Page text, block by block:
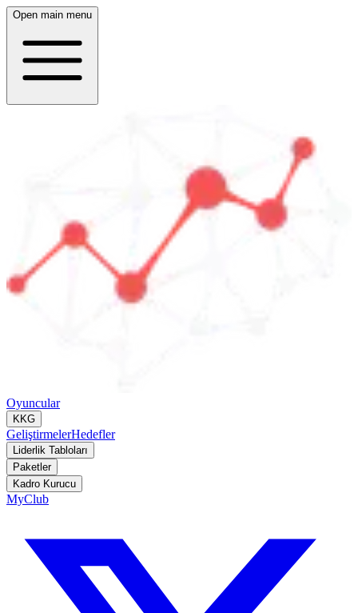
Open main menu
Oyuncular
KKG
GeliştirmelerHedefler
Liderlik Tabloları
Paketler
Kadro Kurucu
MyClub